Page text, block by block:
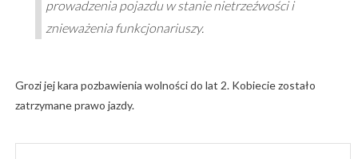
prowadzenia pojazdu w stanie nietrzeźwości i
znieważenia funkcjonariuszy.
Grozi jej kara pozbawienia wolności do lat 2. Kobiecie zostało
zatrzymane prawo jazdy.